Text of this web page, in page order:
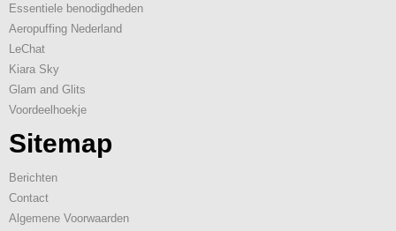
Essentiele benodigdheden
Aeropuffing Nederland
LeChat
Kiara Sky
Glam and Glits
Voordeelhoekje
Sitemap
Berichten
Contact
Algemene Voorwaarden